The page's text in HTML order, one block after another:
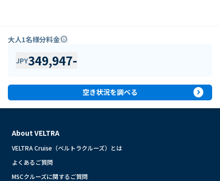
大人1名様分料金info
JPY349,947-
空き状況を調べる expand_circle_right
About VELTRA
VELTRA Cruise（ベルトラクルーズ）とは
よくあるご質問
MSCクルーズに関するご質問